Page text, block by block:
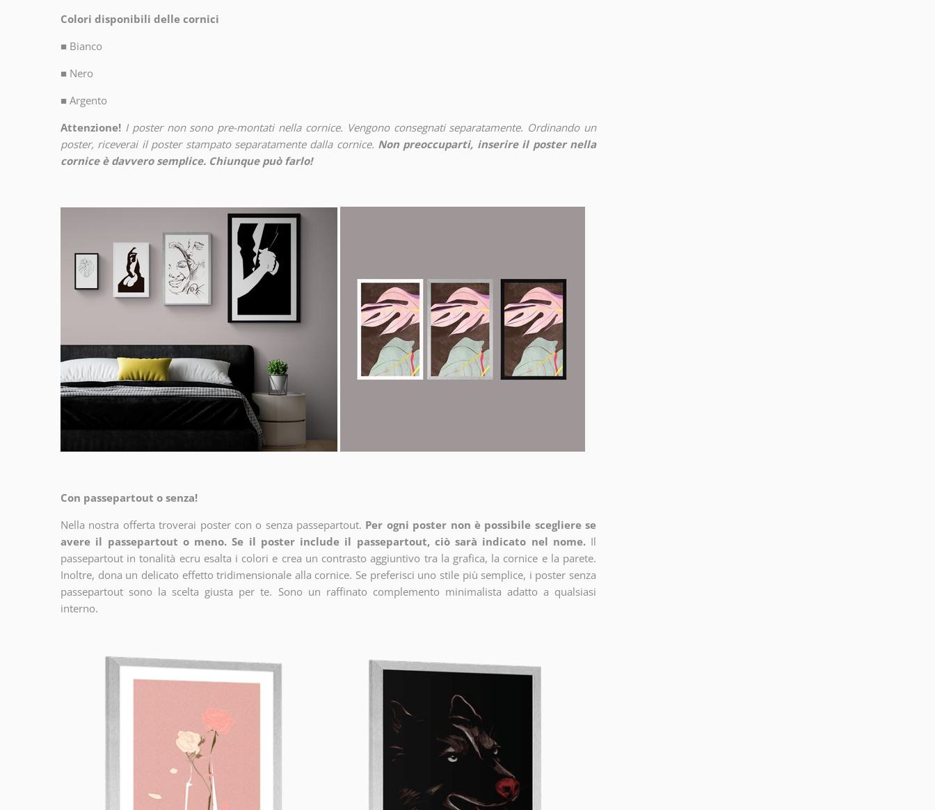
Colori disponibili delle cornici
■ Bianco
■ Nero
■ Argento
Attenzione! I poster non sono pre-montati nella cornice. Vengono consegnati separatamente. Ordinando un
poster, riceverai il poster stampato separatamente dalla cornice. Non preoccuparti, inserire il poster nella
cornice è davvero semplice. Chiunque può farlo!
Con passepartout o senza!
Nella nostra offerta troverai poster con o senza passepartout. Per ogni poster non è possibile scegliere se
avere il passepartout o meno. Se il poster include il passepartout, ciò sarà indicato nel nome. Il
passepartout in tonalità ecru esalta i colori e crea un contrasto aggiuntivo tra la grafica, la cornice e la parete.
Inoltre, dona un delicato effetto tridimensionale alla cornice. Se preferisci uno stile più semplice, i poster senza
passepartout sono la scelta giusta per te. Sono un raffinato complemento minimalista adatto a qualsiasi
interno.